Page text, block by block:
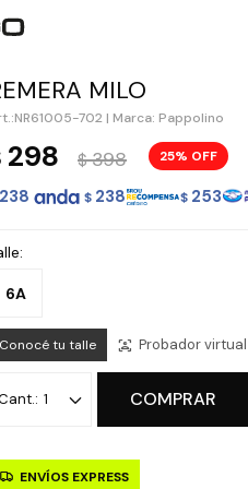
MILO
NR61005-702 | Marca: Pappolino
298 $ 398 25
238 $ 238 $ 253
6A
Conocé tu talle Probador virtual
1 COMPRAR
ENVÍOS EXPRESS